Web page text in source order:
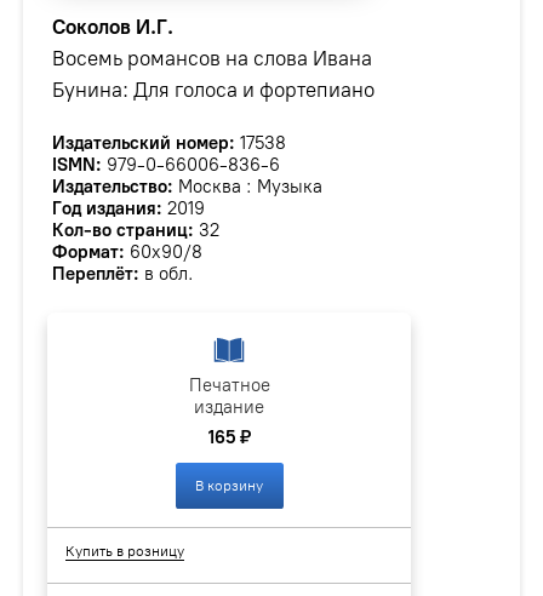
Соколов И.Г.
Восемь романсов на слова Ивана
Бунина: Для голоса и фортепиано
Издательский номер: 17538
ISMN: 979-0-66006-836-6
Издательство: Москва : Музыка
Год издания: 2019
Кол-во страниц: 32
Формат: 60х90/8
Переплёт: в обл.
Печатное
издание
165 ₽
В корзину
Купить в розницу